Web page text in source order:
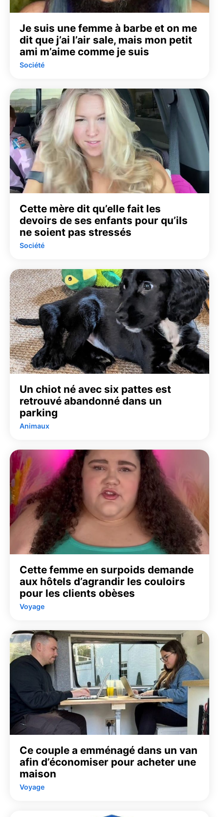
Je suis une femme à barbe et on me
dit que j’ai l’air sale, mais mon petit
ami m’aime comme je suis
Société
Cette mère dit qu’elle fait les
devoirs de ses enfants pour qu’ils
ne soient pas stressés
Société
Un chiot né avec six pattes est
retrouvé abandonné dans un
parking
Animaux
Cette femme en surpoids demande
aux hôtels d’agrandir les couloirs
pour les clients obèses
Voyage
Ce couple a emménagé dans un van
afin d’économiser pour acheter une
maison
Voyage